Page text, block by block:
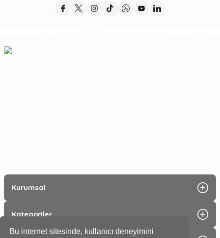
Bu internet sitesinde, kullanıcı deneyimini
Kurumsal
Kategoriler